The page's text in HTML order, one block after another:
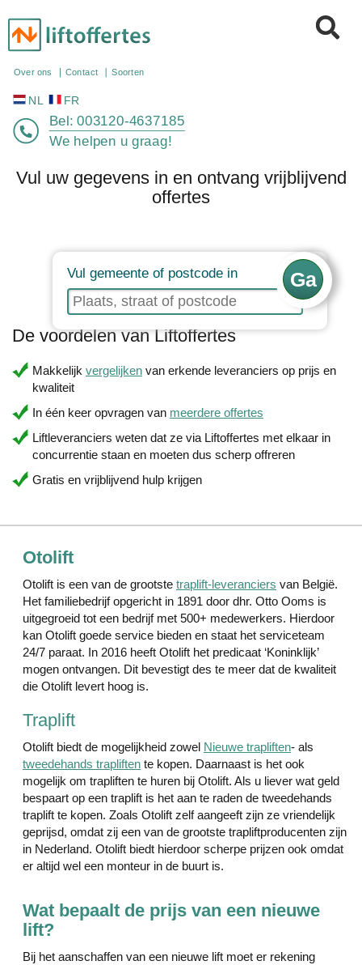
Over ons
NL FR
Bel: 003120-4637185
We helpen u graag!
Vul uw gegevens in en ontvang vrijblijvend
offertes
Vul gemeente of postcode in
De voordelen van Liftoffertes
Makkelijk vergelijken van erkende leveranciers op prijs en
kwaliteit
In één keer opvragen van meerdere offertes
Liftleveranciers weten dat ze via Liftoffertes met elkaar in
concurrentie staan en moeten dus scherp offreren
Gratis en vrijblijvend hulp krijgen
Otolift
Otolift is een van de grootste traplift-leveranciers van België.
Het familiebedrijf opgericht in 1891 door dhr. Otto Ooms is
uitgegroeid tot een bedrijf met 500+ medewerkers. Hierdoor
kan Otolift goede service bieden en staat het serviceteam
24/7 paraat. In 2016 heeft Otolift het predicaat ‘Koninklijk’
mogen ontvangen. Dit bevestigt des te meer dat de kwaliteit
die Otolift levert hoog is.
Traplift
Otolift biedt de mogelijkheid zowel Nieuwe trapliften- als
tweedehands trapliften te kopen. Daarnaast is het ook
mogelijk om trapliften te huren bij Otolift. Als u liever wat geld
bespaart op een traplift is het aan te raden de tweedehands
traplift te kopen. Zoals Otolift zelf aangeeft zijn ze vriendelijk
geprijsd, omdat zij een van de grootste trapliftproducenten zijn
in Nederland. Otolift biedt hierdoor scherpe prijzen ook omdat
er altijd wel een monteur in de buurt is.
Wat bepaalt de prijs van een nieuwe
lift?
Bij het aanschaffen van een nieuwe lift moet er rekening